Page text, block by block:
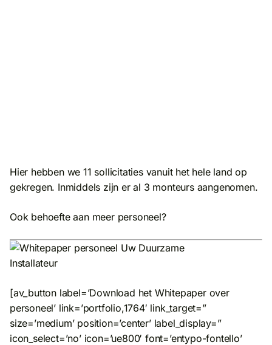
Hier hebben we 11 sollicitaties vanuit het hele land op
gekregen. Inmiddels zijn er al 3 monteurs aangenomen.
Ook behoefte aan meer personeel?
[av_button label=’Download het Whitepaper over
personeel’ link=’portfolio,1764′ link_target=”
size=’medium’ position=’center’ label_display=”
icon_select=’no’ icon=’ue800′ font=’entypo-fontello’